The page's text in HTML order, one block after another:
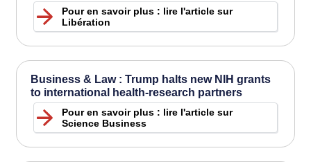
Pour en savoir plus : lire l'article sur
Libération
Business & Law : Trump halts new NIH grants
to international health-research partners
Pour en savoir plus : lire l'article sur
Science Business